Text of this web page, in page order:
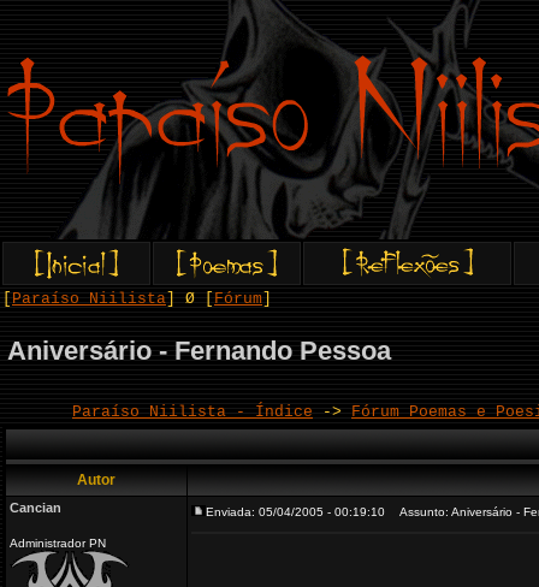
Paraíso Niilista ] Ø [ Fórum
Aniversário - Fernando Pessoa
Paraíso Niilista - Índice -> Fórum Poemas e
Autor
Cancian
Administrador PN
Enviada: 05/04/2005 - 00:19:10 Assunto: Aniversário -